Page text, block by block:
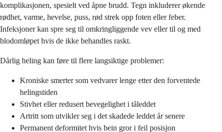
komplikasjonen, spesielt ved åpne brudd. Tegn inkluderer økende
rødhet, varme, hevelse, puss, rød strek opp foten eller feber.
Infeksjoner kan spre seg til omkringliggende vev eller til og med
blodomløpet hvis de ikke behandles raskt.
Dårlig heling kan føre til flere langsiktige problemer:
Kroniske smerter som vedvarer lenge etter den forventede
helingstiden
Stivhet eller redusert bevegelighet i tåleddet
Artritt som utvikler seg i det skadede leddet år senere
Permanent deformitet hvis bein gror i feil posisjon